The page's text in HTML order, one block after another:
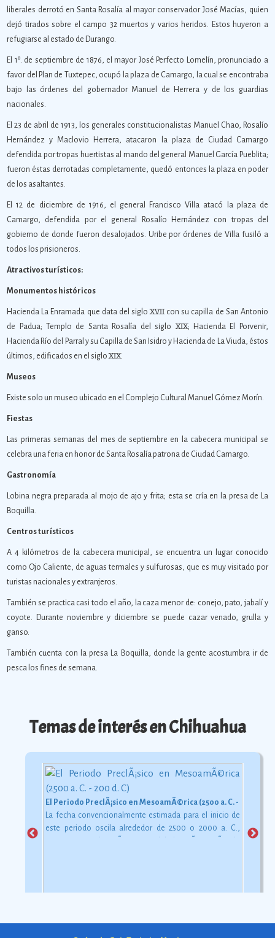
liberales derrotó en Santa Rosalía al mayor conservador José Macías, quien
dejó tirados sobre el campo 32 muertos y varios heridos. Estos huyeron a
refugiarse al estado de Durango.
El 1º. de septiembre de 1876, el mayor José Perfecto Lomelín, pronunciado a
favor del Plan de Tuxtepec, ocupó la plaza de Camargo, la cual se encontraba
bajo las órdenes del gobernador Manuel de Herrera y de los guardias
nacionales.
El 23 de abril de 1913, los generales constitucionalistas Manuel Chao, Rosalío
Hernández y Maclovio Herrera, atacaron la plaza de Ciudad Camargo
defendida por tropas huertistas al mando del general Manuel García Pueblita;
fueron éstas derrotadas completamente, quedó entonces la plaza en poder
de los asaltantes.
El 12 de diciembre de 1916, el general Francisco Villa atacó la plaza de
Camargo, defendida por el general Rosalío Hernández con tropas del
gobierno de donde fueron desalojados. Uribe por órdenes de Villa fusiló a
todos los prisioneros.
Atractivos turísticos:
Monumentos históricos
Hacienda La Enramada que data del siglo XVII con su capilla de San Antonio
de Padua; Templo de Santa Rosalía del siglo XIX; Hacienda El Porvenir,
Hacienda Río del Parral y su Capilla de San Isidro y Hacienda de La Viuda, éstos
últimos, edificados en el siglo XIX.
Museos
Existe solo un museo ubicado en el Complejo Cultural Manuel Gómez Morín.
Fiestas
Las primeras semanas del mes de septiembre en la cabecera municipal se
celebra una feria en honor de Santa Rosalía patrona de Ciudad Camargo.
Gastronomía
Lobina negra preparada al mojo de ajo y frita; esta se cría en la presa de La
Boquilla.
Centros turísticos
A 4 kilómetros de la cabecera municipal, se encuentra un lugar conocido
como Ojo Caliente, de aguas termales y sulfurosas, que es muy visitado por
turistas nacionales y extranjeros.
También se practica casi todo el año, la caza menor de: conejo, pato, jabalí y
coyote. Durante noviembre y diciembre se puede cazar venado, grulla y
ganso.
También cuenta con la presa La Boquilla, donde la gente acostumbra ir de
pesca los fines de semana.
Temas de interés en Chihuahua
El Periodo PreclÃ¡sico en MesoamÃ©rica (2500 a. C. - 200 d. C)
La fecha convencionalmente estimada para el inicio de
este periodo oscila alrededor de 2500 o 2000 a. C.,